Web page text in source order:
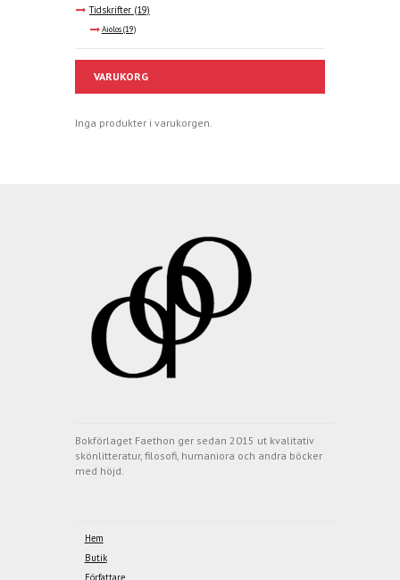
Tidskrifter (19)
Aiolos(19)
VARUKORG
Inga produkter i varukorgen.
Bokförlaget Faethon ger sedan 2015 ut kvalitativ
skönlitteratur, filosofi, humaniora och andra böcker
med höjd.
Hem
Butik
Författare